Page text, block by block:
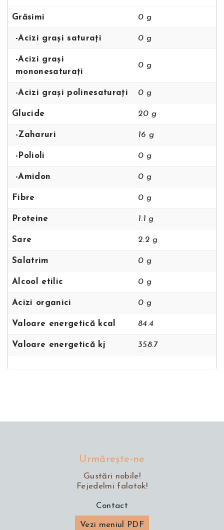
Grăsimi 0 g
-Acizi grași saturați 0 g
-Acizi grași
mononesaturați
0 g
-Acizi grași polinesaturați 0 g
Glucide 20 g
-Zaharuri 16 g
-Polioli 0 g
-Amidon 0 g
Fibre 0 g
Proteine 1.1 g
Sare 2.2 g
Salatrim 0 g
Alcool etilic 0 g
Acizi organici 0 g
Valoare energetică kcal 84.4
Valoare energetică kj 358.7
Urmăreşte-ne
Gustări nobile!
Fejedelmi falatok!
Contact
Vezi meniul PDF